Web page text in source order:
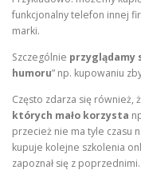
funkcjonalny telefon innej
marki.
Szczególnie przyglądamy
humoru” np. kupowaniu
Często zdarza się również,
których mało korzysta
przecież nie ma tyle czasu
kupuje kolejne szkolenia
zapoznał się z poprzednimi.